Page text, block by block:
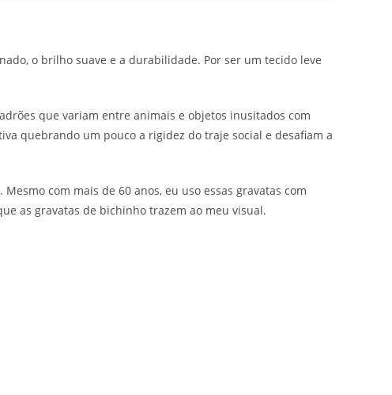
o brilho suave e a durabilidade. Por ser um tecido leve
que variam entre animais e objetos inusitados com
quebrando um pouco a rigidez do traje social e desafiam a
com mais de 60 anos, eu uso essas gravatas com
as gravatas de bichinho trazem ao meu visual.